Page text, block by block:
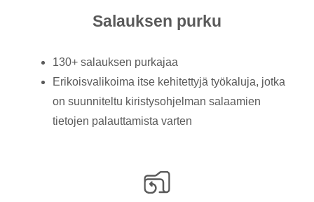
Salauksen purku
130+ salauksen purkajaa
Erikoisvalikoima itse kehitettyjä työkaluja, jotka
on suunniteltu kiristysohjelman salaamien
tietojen palauttamista varten